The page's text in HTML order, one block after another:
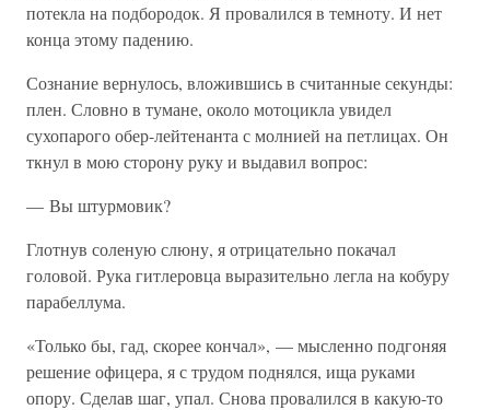
потекла на подбородок. Я провалился в темноту. И нет
конца этому падению.
Сознание вернулось, вложившись в считанные секунды:
плен. Словно в тумане, около мотоцикла увидел
сухопарого обер-лейтенанта с молнией на петлицах. Он
ткнул в мою сторону руку и выдавил вопрос:
— Вы штурмовик?
Глотнув соленую слюну, я отрицательно покачал
головой. Рука гитлеровца выразительно легла на кобуру
парабеллума.
«Только бы, гад, скорее кончал», — мысленно подгоняя
решение офицера, я с трудом поднялся, ища руками
опору. Сделав шаг, упал. Снова провалился в какую-то